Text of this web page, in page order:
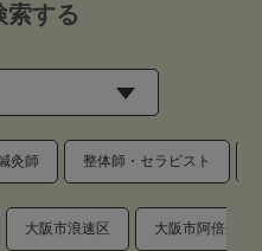
索する
灸師 整体師・セラピスト
大阪市浪速区 大阪市阿倍野区